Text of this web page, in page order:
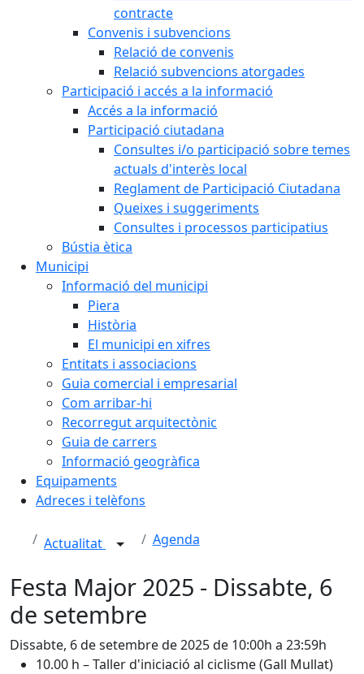
contracte
Convenis i subvencions
Relació de convenis
Relació subvencions atorgades
Participació i accés a la informació
Accés a la informació
Participació ciutadana
Consultes i/o participació sobre temes
actuals d'interès local
Reglament de Participació Ciutadana
Queixes i suggeriments
Consultes i processos participatius
Bústia ètica
Municipi
Informació del municipi
Piera
Història
El municipi en xifres
Entitats i associacions
Guia comercial i empresarial
Com arribar-hi
Recorregut arquitectònic
Guia de carrers
Informació geogràfica
Equipaments
Adreces i telèfons
Actualitat Agenda
Festa Major 2025 - Dissabte, 6
de setembre
Dissabte, 6 de setembre de 2025 de 10:00h a 23:59h
10.00 h – Taller d'iniciació al ciclisme (Gall Mullat)